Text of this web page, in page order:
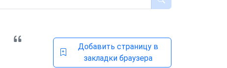
Добавить страницу в
закладки браузера